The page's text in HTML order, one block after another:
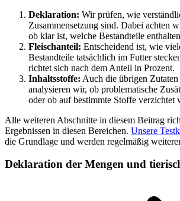
Deklaration: Wir prüfen, wie
Zusammensetzung sind. Dabei achten
ob klar ist, welche Bestandteile
Fleischanteil: Entscheidend ist, wie
Bestandteile tatsächlich im Futter
richtet sich nach dem Anteil in Prozent.
Inhaltsstoffe: Auch die übrigen
analysieren wir, ob problematische
oder ob auf bestimmte Stoffe verzichtet
Alle weiteren Abschnitte in diesem Beitrag
Ergebnissen in diesen Bereichen. Unsere
die Grundlage und werden regelmäßig
Deklaration der Mengen und